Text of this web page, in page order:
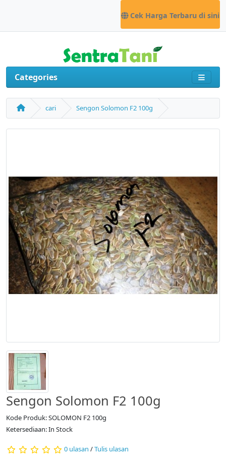
Cek Harga Terbaru di sini
Categories
cari Sengon Solomon F2 100g
Sengon Solomon F2 100g
Kode Produk: SOLOMON F2 100g
Ketersediaan: In Stock
0 ulasan /Tulis ulasan